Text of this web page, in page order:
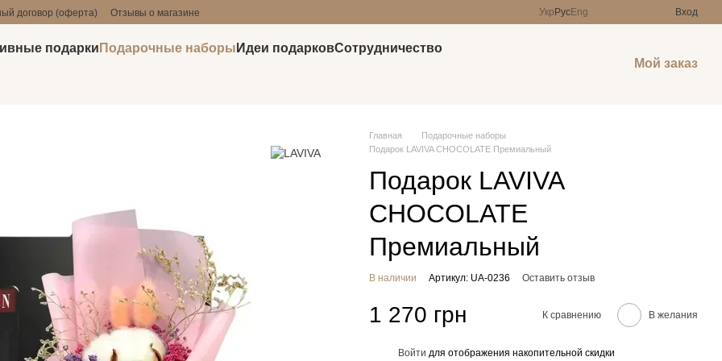
договор (оферта) Отзывы о магазине Укр РусEng Вход
подарки Подарочные наборы Идеи подарковСотрудничество
Мой заказ
Главная
Подарочные наборы
Подарок LAVIVA CHOCOLATE Премиальный
Подарок LAVIVA
CHOCOLATE
Премиальный
В наличии Артикул: UA-0236 Оставить отзыв
1 270 грн К сравнению В желания
Войти для отображения накопительной скидки